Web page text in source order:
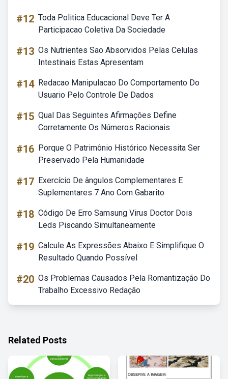
#12 Toda Politica Educacional Deve Ter A
Participacao Coletiva Da Sociedade
#13 Os Nutrientes Sao Absorvidos Pelas Celulas
Intestinais Estas Apresentam
#14 Redacao Manipulacao Do Comportamento Do
Usuario Pelo Controle De Dados
#15 Qual Das Seguintes Afirmações Define
Corretamente Os Números Racionais
#16 Porque O Patrimônio Histórico Necessita Ser
Preservado Pela Humanidade
#17 Exercício De ângulos Complementares E
Suplementares 7 Ano Com Gabarito
#18 Código De Erro Samsung Virus Doctor Dois
Leds Piscando Simultaneamente
#19 Calcule As Expressões Abaixo E Simplifique O
Resultado Quando Possível
#20 Os Problemas Causados Pela Romantização Do
Trabalho Excessivo Redação
Related Posts